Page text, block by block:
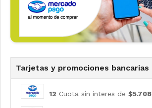
Tarjetas y promociones bancarias
12 Cuota sin interes de $5.708